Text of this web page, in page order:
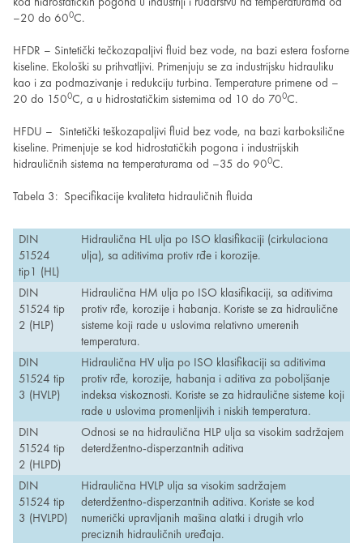
–20 do 600C.
HFDR – Sintetički tečkozapaljivi fluid bez vode, na bazi estera fosforne
kiseline. Ekološki su prihvatljivi. Primenjuju se za industrijsku hidrauliku
kao i za podmazivanje i redukciju turbina. Temperature primene od –
20 do 1500C, a u hidrostatičkim sistemima od 10 do 700C.
HFDU – Sintetički teškozapaljivi fluid bez vode, na bazi karboksilične
kiseline. Primenjuje se kod hidrostatičkih pogona i industrijskih
hidrauličnih sistema na temperaturama od –35 do 900C.
Tabela 3: Specifikacije kvaliteta hidrauličnih fluida
DIN
51524
tip1 (HL)
Hidraulična HL ulja po ISO klasifikaciji (cirkulaciona
ulja), sa aditivima protiv rđe i korozije.
DIN
51524 tip
2 (HLP)
Hidraulična HM ulja po ISO klasifikaciji, sa aditivima
protiv rđe, korozije i habanja. Koriste se za hidraulične
sisteme koji rade u uslovima relativno umerenih
temperatura.
DIN
51524 tip
3 (HVLP)
Hidraulična HV ulja po ISO klasifikaciji sa aditivima
protiv rđe, korozije, habanja i aditiva za poboljšanje
indeksa viskoznosti. Koriste se za hidraulične sisteme koji
rade u uslovima promenljivih i niskih temperatura.
DIN
51524 tip
2 (HLPD)
Odnosi se na hidraulična HLP ulja sa visokim sadržajem
deterdžentno-disperzantnih aditiva
DIN
51524 tip
3 (HVLPD)
Hidraulična HVLP ulja sa visokim sadržajem
deterdžentno-disperzantnih aditiva. Koriste se kod
numerički upravljanih mašina alatki i drugih vrlo
preciznih hidrauličnih uređaja.